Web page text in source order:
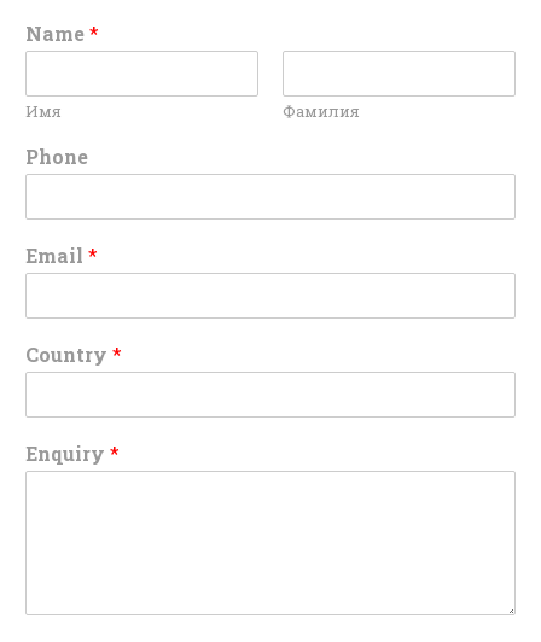
Name*
Имя Фамилия
Phone
Email *
Country *
Enquiry *